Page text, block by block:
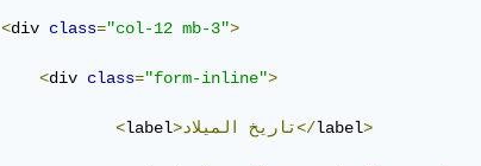
<div class="col-12 mb-3">
<div class="form-inline">
<label >تاريخالميلاد</label>